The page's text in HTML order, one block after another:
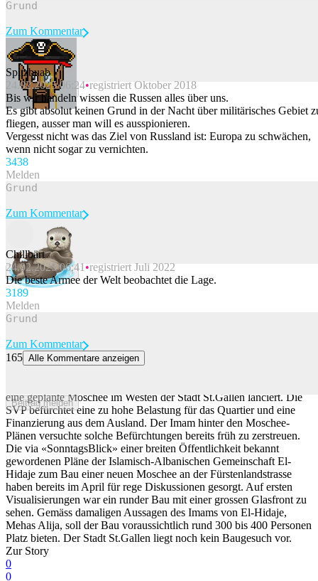
Beitrag melden
Zum Kommentar
Spitzbuab
24.02.2025 06:24 registriert Oktober 2018
Bis wir handeln wissen die Russen alles über uns.
Es gibt absolut keinen Grund in der Nacht über militärisches Gebiet
fliegen, ausser man will es ausspionieren.
Vergesst nicht was das Ziel von Russland ist: Europa zu schwächen,
wenn nicht sogar zu vernichten.
3438
Melden
Beitrag melden
Zum Kommentar
Chillbärt
24.02.2025 06:41 registriert Juli 2022
Die beste Armee der Welt beobachtet die Lage.
3189
Melden
Beitrag melden
Zum Kommentar
165 Alle Kommentare anzeigen
eine geplante Moschee im Westen der Stadt St.Gallen lanciert. Die
SVP befürchtet eine zu hohe Belastung für das Quartier und eine
Finanzierung aus dem Ausland. Der Imam hinter den Moschee-
Plänen versuchte solche Befürchtungen bereits früh zu zerstreuen.
Die via «SonntagsBlick» einer breiten Öffentlichkeit bekannt
gewordenen Pläne der Islamisch-Albanischen Gemeinschaft El-
Hidaje zum Bau einer neuen Moschee an der Fürstenlandstrasse
haben bereits im April für rege Diskussionen gesorgt. Auf ersten
Visualisierungen war ein runder Bau mit einer grossen Glasfront zu
sehen. Gemäss damaligen Aussagen des Imams von El-Hidaje,
Mehas Alija, soll der Bau voraussichtlich rund 300 bis 400 Personen
Platz bieten. Der Stadt St.Gallen liegt noch kein Baugesuch vor.
Zur Story
0
0